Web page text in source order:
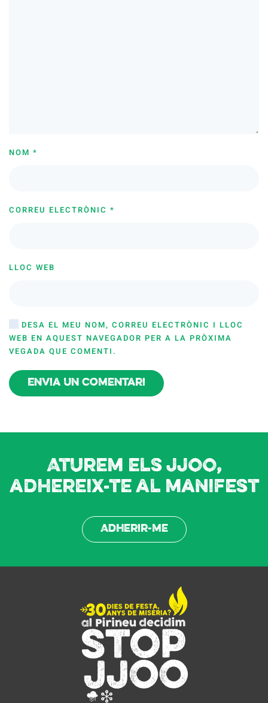
NOM *
CORREU ELECTRÒNIC *
LLOC WEB
DESA EL MEU NOM, CORREU ELECTRÒNIC I LLOC
WEB EN AQUEST NAVEGADOR PER A LA PRÒXIMA
VEGADA QUE COMENTI.
Envia un comentari
Aturem els JJOO,
adhereix-te al manifest
Adherir-me